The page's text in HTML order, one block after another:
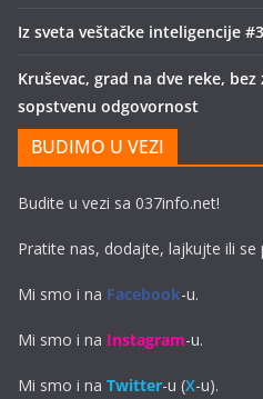
Iz sveta veštačke inteligencije
Kruševac, grad na dve reke,
sopstvenu odgovornost
BUDIMO U VEZI
Budite u vezi sa 037info.net!
Pratite nas, dodajte, lajkujte ili se
Mi smo i na Facebook-u.
Mi smo i na Instagram-u.
Mi smo i na Twitter-u (X-u).